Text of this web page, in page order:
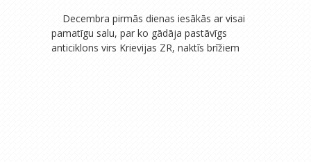
Decembra pirmās dienas iesākās ar visai
pamatīgu salu, par ko gādāja pastāvīgs
anticiklons virs Krievijas ZR, naktīs brīžiem